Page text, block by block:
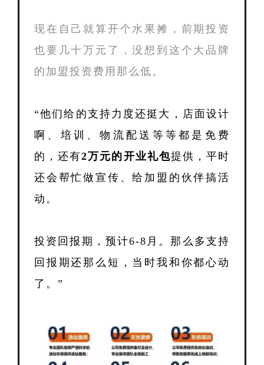
现在自己就算开个水果摊，前期投资
也要几十万元了，没想到这个大品牌
的加盟投资费用那么低。
“他们给的支持力度还挺大，店面设计
啊、培训、物流配送等等都是免费
的，还有2万元的开业礼包提供，平时
还会帮忙做宣传、给加盟的伙伴搞活
动。
投资回报期，预计6-8月。那么多支持
回报期还那么短，当时我和你都心动
了。 ”